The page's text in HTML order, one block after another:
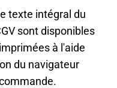
texte intégral du
sont disponibles
à l'aide
du navigateur